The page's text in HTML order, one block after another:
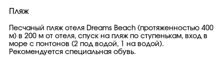
Пляж
Песчаный пляж отеля Dreams Beach (протяженностью 400
м) в 200 м от отеля, спуск на пляж по ступенькам, вход в
море с понтонов (2 под водой, 1 на водой).
Рекомендуется специальная обувь.